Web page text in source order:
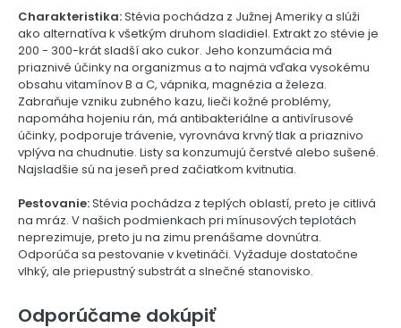
Charakteristika:Stévia pochádza z Južnej Ameriky a slúži
ako alternatíva k všetkým druhom sladidiel. Extrakt zo stévie je
200 - 300-krát sladší ako cukor. Jeho konzumácia má
priaznivé účinky na organizmus a to najmä vďaka vysokému
obsahu vitamínov B a C, vápnika, magnézia a železa.
Zabraňuje vzniku zubného kazu, lieči kožné problémy,
napomáha hojeniu rán, má antibakteriálne a antivírusové
účinky, podporuje trávenie, vyrovnáva krvný tlak a priaznivo
vplýva na chudnutie. Listy sa konzumujú čerstvé alebo sušené.
Najsladšie sú na jeseň pred začiatkom kvitnutia.
Pestovanie:Stévia pochádza z teplých oblastí, preto je citlivá
na mráz. V našich podmienkach pri mínusových teplotách
neprezimuje, preto ju na zimu prenášame dovnútra.
Odporúča sa pestovanie v kvetináči. Vyžaduje dostatočne
vlhký, ale priepustný substrát a slnečné stanovisko.
Odporúčame dokúpiť